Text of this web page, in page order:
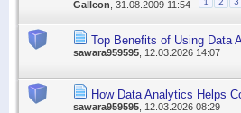
Galleon , 31.08.2009 11:54 1 2 3
Top Benefits of Using Data
sawara959595, 12.03.2026 14:07
How Data Analytics Helps
sawara959595 , 12.03.2026 08:29